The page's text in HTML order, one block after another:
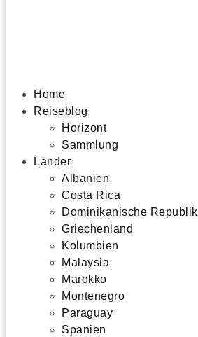
Home
Reiseblog
Horizont
Sammlung
Länder
Albanien
Costa Rica
Dominikanische Republik
Griechenland
Kolumbien
Malaysia
Marokko
Montenegro
Paraguay
Spanien